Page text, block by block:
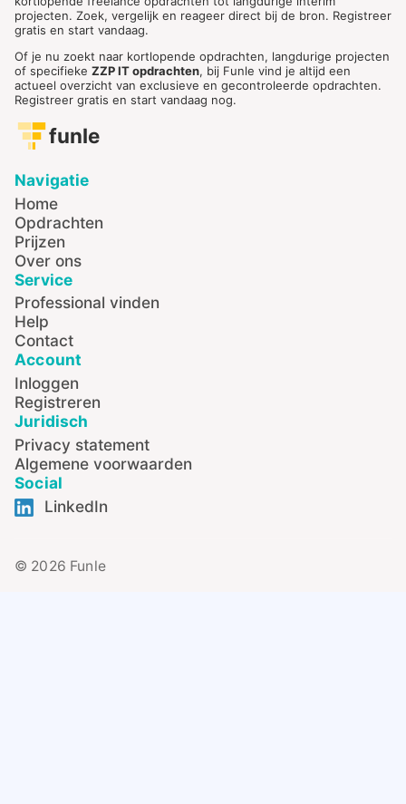
projecten. Zoek, vergelijk en reageer direct bij de bron. Registreer
gratis en start vandaag.
Of je nu zoekt naar kortlopende opdrachten, langdurige projecten
of specifieke ZZP IT opdrachten, bij Funle vind je altijd een
actueel overzicht van exclusieve en gecontroleerde opdrachten.
Registreer gratis en start vandaag nog.
funle
Navigatie
Home
Opdrachten
Prijzen
Over ons
Service
Professional vinden
Help
Contact
Account
Inloggen
Registreren
Juridisch
Privacy statement
Algemene voorwaarden
Social
LinkedIn
© 2026 Funle